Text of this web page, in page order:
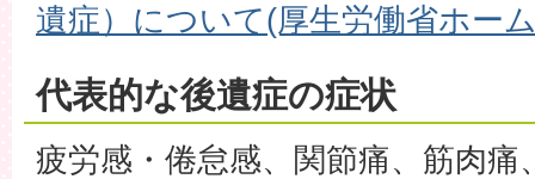
遺症）について(厚生労働省ホー
代表的な後遺症の症状
疲労感・倦怠感、関節痛、筋肉痛